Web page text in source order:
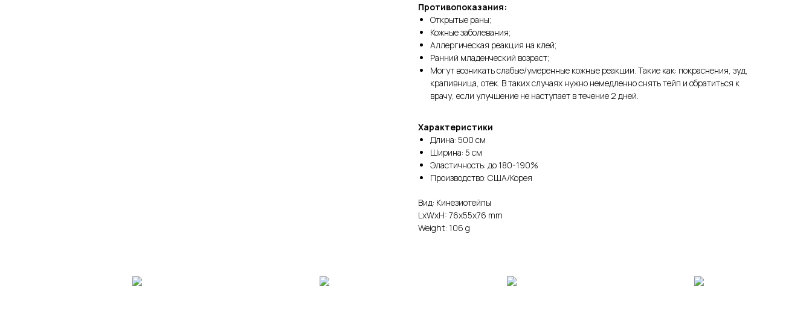
Противопоказания:
Открытые раны;
Кожные заболевания;
Аллергическая реакция на клей;
Ранний младенческий возраст;
Могут возникать слабые/умеренные кожные реакции. Такие как: покраснения, зуд,
крапивница, отек. В таких случаях нужно немедленно снять тейп и обратиться к
врачу, если улучшение не наступает в течение 2 дней.
Характеристики
Длина: 500 см
Ширина: 5 см
Эластичность: до 180-190%
Производство: США/Корея
Вид: Кинезиотейпы
LxWxH: 76x55x76 mm
Weight: 106 g